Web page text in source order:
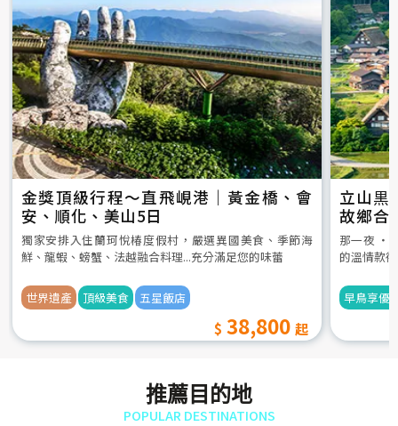
金獎頂級行程～直飛峴港｜黃金橋、會
安、順化、美山5日
獨家安排入住蘭珂悅椿度假村，嚴選異國美食、季節海
鮮、龍蝦、螃蟹、法越融合料理...充分滿足您的味蕾
世界遺產 頂級美食 五星飯店
38,800
立山黒
故鄉合
5日
那一夜 ‧
的溫情款
早鳥享優
推薦目的地
POPULAR DESTINATIONS